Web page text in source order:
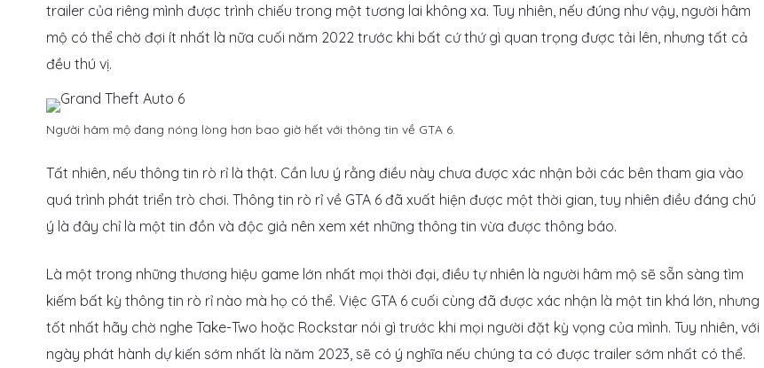
trailer của riêng mình được trình chiếu trong một tương lai không xa. Tuy nhiên, nếu đúng như vậy, người hâm
mộ có thể chờ đợi ít nhất là nữa cuối năm 2022 trước khi bất cứ thứ gì quan trọng được tải lên, nhưng tất cả
đều thú vị.
Người hâm mộ đang nóng lòng hơn bao giờ hết với thông tin về GTA 6.
Tất nhiên, nếu thông tin rò rỉ là thật. Cần lưu ý rằng điều này chưa được xác nhận bởi các bên tham gia vào
quá trình phát triển trò chơi. Thông tin rò rỉ về GTA 6 đã xuất hiện được một thời gian, tuy nhiên điều đáng chú
ý là đây chỉ là một tin đồn và độc giả nên xem xét những thông tin vừa được thông báo.
Là một trong những thương hiệu game lớn nhất mọi thời đại, điều tự nhiên là người hâm mộ sẽ sẵn sàng tìm
kiếm bất kỳ thông tin rò rỉ nào mà họ có thể. Việc GTA 6 cuối cùng đã được xác nhận là một tin khá lớn, nhưng
tốt nhất hãy chờ nghe Take-Two hoặc Rockstar nói gì trước khi mọi người đặt kỳ vọng của mình. Tuy nhiên, với
ngày phát hành dự kiến ​​sớm nhất là năm 2023, sẽ có ý nghĩa nếu chúng ta có được trailer sớm nhất có thể.